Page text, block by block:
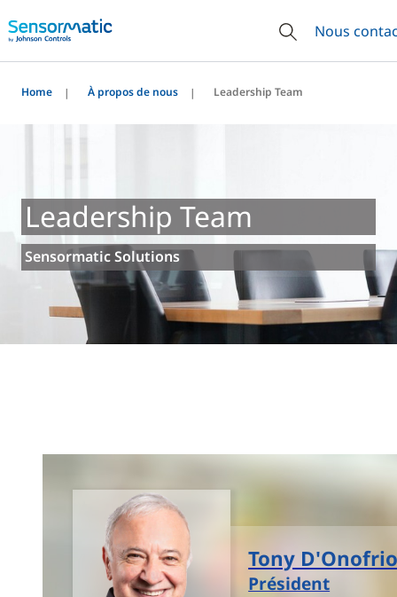
Nous
Home À propos de nous Leadership Team
Leadership Team
Sensormatic Solutions
Tony
Président